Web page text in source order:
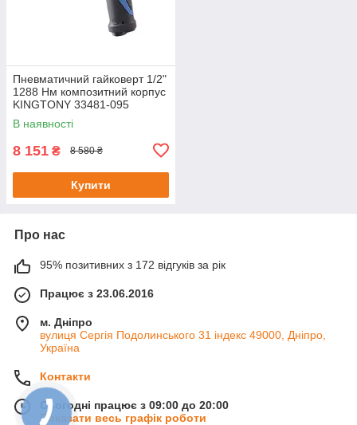
Пневматичний гайковерт 1/2"
1288 Нм композитний корпус
KINGTONY 33481-095
В наявності
8 151 ₴ 8 580 ₴
Купити
Про нас
95% позитивних з 172 відгуків за рік
Працює з 23.06.2016
м. Дніпро
вулиця Сергія Подолинського 31 індекс 49000, Дніпро,
Україна
Контакти
Сьогодні працює з 09:00 до 20:00
Показати весь графік роботи